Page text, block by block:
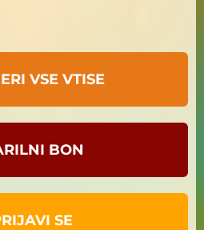
VSE VTISE
BON
SE